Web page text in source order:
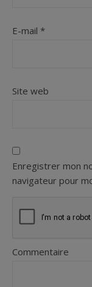
E-mail *
Site web
Enregistrer mon
navigateur pour
Commentaire